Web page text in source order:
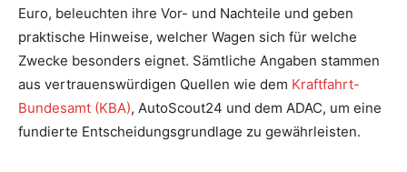
Euro, beleuchten ihre Vor- und Nachteile und geben
praktische Hinweise, welcher Wagen sich für welche
Zwecke besonders eignet. Sämtliche Angaben stammen
aus vertrauenswürdigen Quellen wie dem Kraftfahrt-
Bundesamt (KBA), AutoScout24 und dem ADAC, um eine
fundierte Entscheidungsgrundlage zu gewährleisten.